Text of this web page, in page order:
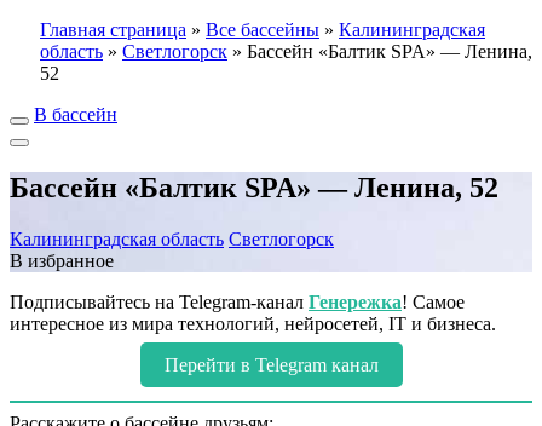
Главная страница » Все бассейны » Калининградская
область » Светлогорск » Бассейн «Балтик SPA» — Ленина,
52
В бассейн
Бассейн «Балтик SPA» — Ленина, 52
Калининградская область Светлогорск
В избранное
Подписывайтесь на Telegram-канал Генережка! Самое
интересное из мира технологий, нейросетей, IT и бизнеса.
Перейти в Telegram канал